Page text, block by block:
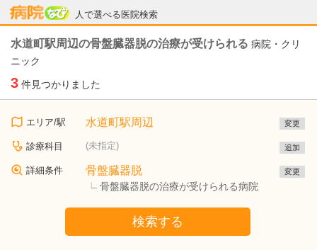
人で選べる医院検索
病院なび
水道町駅周辺の骨盤臓器脱の治療が受けられる 病院・クリ
ニック
3 件見つかりました
エリア/駅 水道町駅周辺 変更
診療科目 (未指定) 追加
詳細条件 骨盤臓器脱
骨盤臓器脱の治療が受けられる病院
変更
検索する